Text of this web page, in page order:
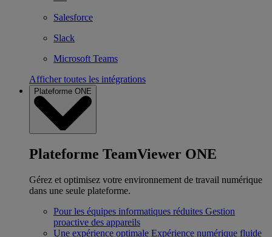
Salesforce
Slack
Microsoft Teams
Afficher toutes les intégrations
Plateforme ONE
Plateforme TeamViewer ONE
Gérez et optimisez votre environnement de travail numérique
dans une seule plateforme.
Pour les équipes informatiques réduites Gestion
proactive des appareils
Une expérience optimale Expérience numérique fluide